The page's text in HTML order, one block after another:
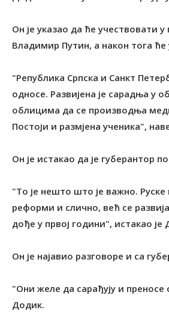
Он је указао да ће учествовати
Владимир Путин, а након тога
"Република Српска и Санкт
односе. Развијена је сарадња у
облицима да се производња
Постоји и размјена ученика",
Он је истакао да је губерантор
"То је нешто што је важно.
реформи и слично, већ се
дође у првој години", истакао је
Он је најавио разговоре и са
"Они желе да сарађују и преносе
Додик.